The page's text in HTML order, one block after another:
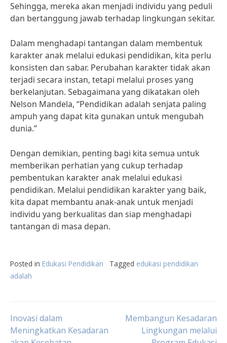
Sehingga, mereka akan menjadi individu yang peduli
dan bertanggung jawab terhadap lingkungan sekitar.
Dalam menghadapi tantangan dalam membentuk
karakter anak melalui edukasi pendidikan, kita perlu
konsisten dan sabar. Perubahan karakter tidak akan
terjadi secara instan, tetapi melalui proses yang
berkelanjutan. Sebagaimana yang dikatakan oleh
Nelson Mandela, “Pendidikan adalah senjata paling
ampuh yang dapat kita gunakan untuk mengubah
dunia.”
Dengan demikian, penting bagi kita semua untuk
memberikan perhatian yang cukup terhadap
pembentukan karakter anak melalui edukasi
pendidikan. Melalui pendidikan karakter yang baik,
kita dapat membantu anak-anak untuk menjadi
individu yang berkualitas dan siap menghadapi
tantangan di masa depan.
Posted in Edukasi Pendidikan Tagged edukasi pendidikan
adalah
Post
Inovasi dalam
Meningkatkan Kesadaran
Membangun Kesadaran
Lingkungan melalui